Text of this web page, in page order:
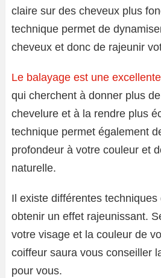
claire sur des cheveux plus
technique permet de
cheveux et donc de rajeunir
Le balayage est une
qui cherchent à donner plus
chevelure et à la rendre plus
technique permet également
profondeur à votre couleur et
naturelle.
Il existe différentes
obtenir un effet rajeunissant.
votre visage et la couleur de
coiffeur saura vous conseiller
pour vous.